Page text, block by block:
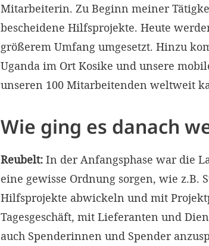
Mitarbeiterin. Zu Beginn meiner
bescheidene Hilfsprojekte. Heute
größerem Umfang umgesetzt. Hinzu
Uganda im Ort Kosike und unsere
unseren 100 Mitarbeitenden weltweit
Wie ging es danach
Reubelt: In der Anfangsphase war die
eine gewisse Ordnung sorgen, wie z.B.
Hilfsprojekte abwickeln und mit
Tagesgeschäft, mit Lieferanten und
auch Spenderinnen und Spender